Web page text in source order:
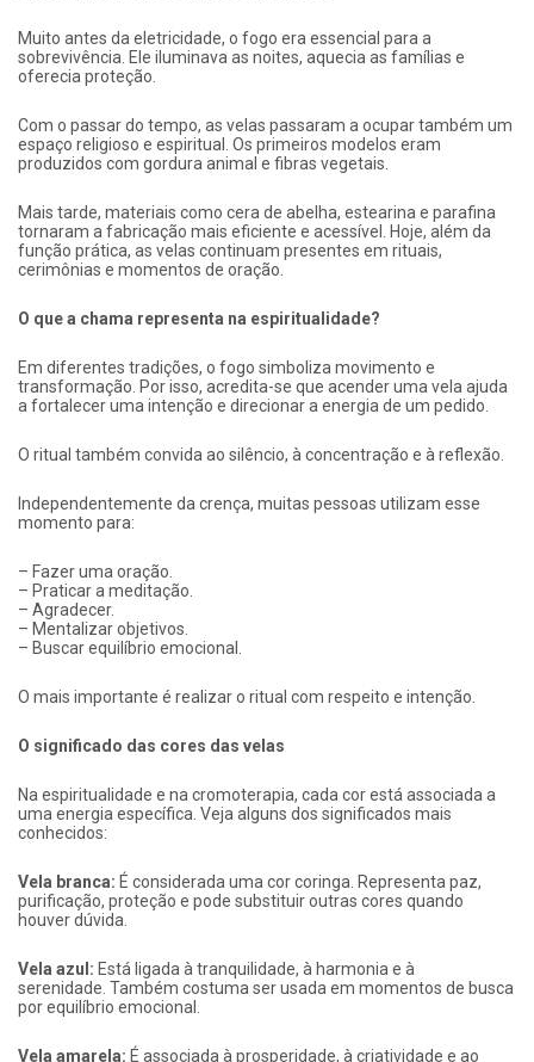
Muito antes da eletricidade, o fogo era essencial para a
sobrevivência. Ele iluminava as noites, aquecia as famílias e
oferecia proteção.
Com o passar do tempo, as velas passaram a ocupar também um
espaço religioso e espiritual. Os primeiros modelos eram
produzidos com gordura animal e fibras vegetais.
Mais tarde, materiais como cera de abelha, estearina e parafina
tornaram a fabricação mais eficiente e acessível. Hoje, além da
função prática, as velas continuam presentes em rituais,
cerimônias e momentos de oração.
O que a chama representa na espiritualidade?
Em diferentes tradições, o fogo simboliza movimento e
transformação. Por isso, acredita-se que acender uma vela ajuda
a fortalecer uma intenção e direcionar a energia de um pedido.
O ritual também convida ao silêncio, à concentração e à reflexão.
Independentemente da crença, muitas pessoas utilizam esse
momento para:
– Fazer uma oração.
– Praticar a meditação.
– Agradecer.
– Mentalizar objetivos.
– Buscar equilíbrio emocional.
O mais importante é realizar o ritual com respeito e intenção.
O significado das cores das velas
Na espiritualidade e na cromoterapia, cada cor está associada a
uma energia específica. Veja alguns dos significados mais
conhecidos:
Vela branca: É considerada uma cor coringa. Representa paz,
purificação, proteção e pode substituir outras cores quando
houver dúvida.
Vela azul: Está ligada à tranquilidade, à harmonia e à
serenidade. Também costuma ser usada em momentos de busca
por equilíbrio emocional.
Vela amarela: É associada à prosperidade, à criatividade e ao